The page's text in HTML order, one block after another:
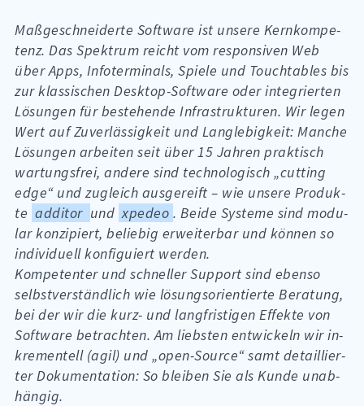
Maß­ge­schnei­der­te Soft­ware ist un­se­re Kern­kom­pe­
tenz. Das Spek­trum reicht vom re­s­pon­siven Web
über Apps, In­fo­ter­mi­nals, Spie­le und Touch­ta­bles bis
zur klas­si­schen Desk­top-Soft­ware oder in­te­grier­ten
Lö­sun­gen für be­ste­hen­de In­fra­struk­tu­ren. Wir le­gen
Wert auf Zu­ver­läs­sig­keit und Lang­le­big­keit: Man­che
Lö­sun­gen ar­bei­ten seit über 15 Jah­ren prak­tisch
war­tungs­frei, an­de­re sind tech­no­lo­gisch „cut­ting
edge“ und zu­gleich aus­ge­reift – wie un­se­re Pro­duk­
te additor und xpedeo . Bei­de Sys­te­me sind mo­du­
lar kon­zi­piert, be­lie­big er­wei­ter­bar und kön­nen so
in­di­vi­du­ell kon­fi­gu­iert wer­den.
Kom­pe­ten­ter und schnel­ler Sup­port sind eben­so
selbst­ver­ständ­lich wie lö­sungs­ori­en­tier­te Be­ra­tung,
bei der wir die kurz- und lang­fris­ti­gen Ef­fek­te von
Soft­ware be­trach­ten. Am liebs­ten ent­wi­ckeln wir in­
kre­men­tell (agil) und „open-Sour­ce“ samt de­tail­lier­
ter Do­ku­men­ta­ti­on: So blei­ben Sie als Kun­de un­ab­
hän­gig.